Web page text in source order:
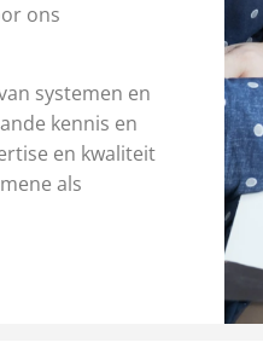
ons
systemen en
kennis en
en kwaliteit
als